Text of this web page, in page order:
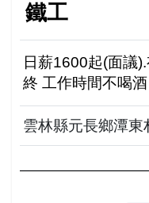
鐵工
日薪1600起(面議
終 工作時間不喝酒
雲林縣元長鄉潭東